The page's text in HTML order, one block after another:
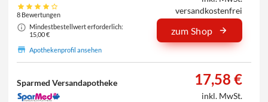
8 Bewertungen
Mindestbestellwert erforderlich:
15,00 €
Apothekenprofil ansehen
versandkostenfrei
zum Shop
Sparmed Versandapotheke 17,58 €
inkl. MwSt.